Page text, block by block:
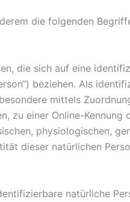
die folgenden
die sich auf eine
beziehen. Als
mittels
zu einer Online-Kennung
physiologischen,
dieser natürlichen
natürliche